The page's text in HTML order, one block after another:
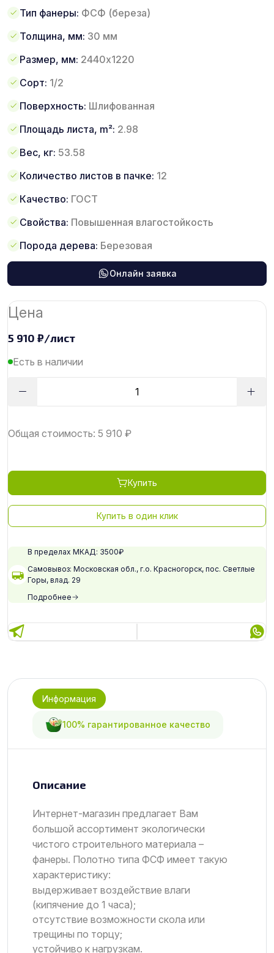
Тип фанеры: ФСФ (береза)
Толщина, мм: 30 мм
Размер, мм: 2440х1220
Сорт: 1/2
Поверхность: Шлифованная
Площадь листа, m²: 2.98
Вес, кг: 53.58
Количество листов в пачке: 12
Качество: ГОСТ
Свойства: Повышенная влагостойкость
Порода дерева: Березовая
Онлайн заявка
Цена
5 910 ₽/лист
Есть в наличии
Общая стоимость: 5 910 ₽
Купить
Купить в один клик
В пределах МКАД: 3500₽
Самовывоз: Московская обл., г.о. Красногорск, пос. Светлые
Горы, влад. 29
Подробнее
Информация
100% гарантированное качество
Описание
Интернет-магазин предлагает Вам
большой ассортимент экологически
чистого строительного материала –
фанеры. Полотно типа ФСФ имеет такую
характеристику:
выдерживает воздействие влаги
(кипячение до 1 часа);
отсутствие возможности скола или
трещины по торцу;
устойчиво к нагрузкам.